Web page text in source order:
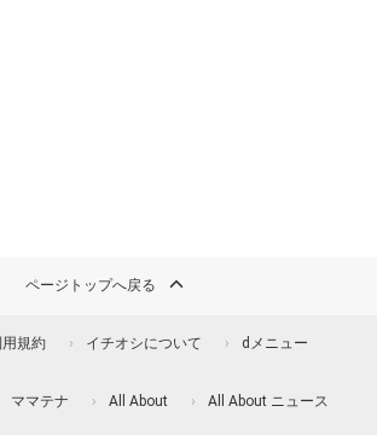
ページトップへ戻る
規約 イチオシについて dメニュー
ママテナ All About All About ニュース